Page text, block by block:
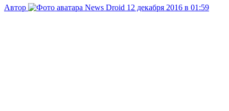
Автор
News Droid 12 декабря 2016 в 01:59